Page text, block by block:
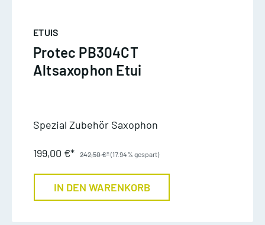
ETUIS
Protec PB304CT
Altsaxophon Etui
Spezial Zubehör Saxophon
199,00 €* 242,50 €*(17.94% gespart)
IN DEN WARENKORB